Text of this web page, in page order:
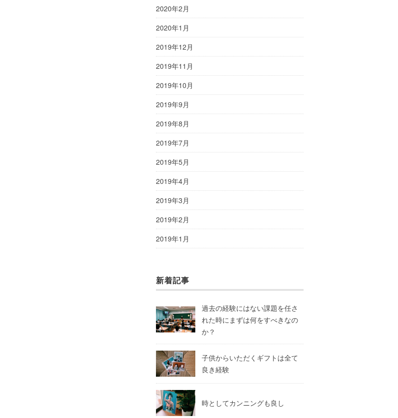
2020年2月
2020年1月
2019年12月
2019年11月
2019年10月
2019年9月
2019年8月
2019年7月
2019年5月
2019年4月
2019年3月
2019年2月
2019年1月
新着記事
過去の経験にはない課題を任さ
れた時にまずは何をすべきなの
か？
子供からいただくギフトは全て
良き経験
時としてカンニングも良し